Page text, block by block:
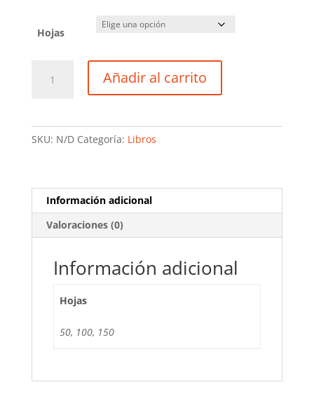
hasta
45,98€
Hojas
intervención
Añadir al carrito
SKU: N/D Categoría: Libros
Información adicional
Valoraciones (0)
Información adicional
Hojas
50, 100, 150